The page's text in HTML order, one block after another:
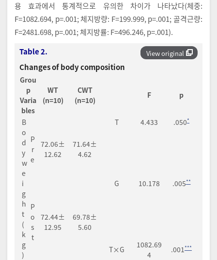
용 효과에서 통계적으로 유의한 차이가 나타났다(체중:
F=1082.694, p=.001; 체지방량: F=199.999, p=.001; 골격근량:
F=2481.698, p=.001; 체지방률: F=496.246, p=.001).
View original
Table 2.
Changes of body composition
Grou
p
WT
(n=10)
CWT
(n=10)
F p
Varia
bles
B
o
d
y
w
e
i
g
h
t
(
k
g
)
P
r
e
72.06±
12.62
71.64±
4.62
T 4.433 .050*
G 10.178 .005**
P
o
s
t
72.44±
12.95
69.78±
5.60
T×G
1082.69
4
.001 ***